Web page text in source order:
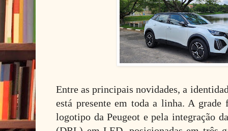
Entre as principais novidades, a
está presente em toda a linha. A grade
logotipo da Peugeot e pela integração